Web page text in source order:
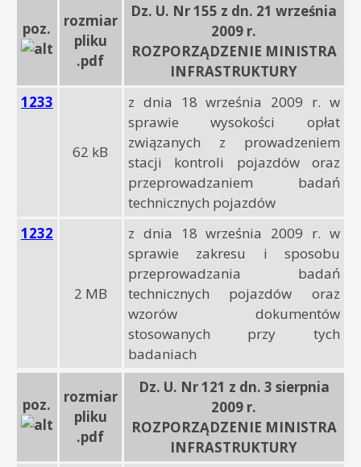
poz.
rozmiar
pliku
.pdf
Dz. U. Nr 155 z dn. 21 września
2009 r.
ROZPORZĄDZENIE MINISTRA
INFRASTRUKTURY
1233
62 kB
z dnia 18 września 2009 r. w
sprawie wysokości opłat
związanych z prowadzeniem
stacji kontroli pojazdów oraz
przeprowadzaniem badań
technicznych pojazdów
1232
2 MB
z dnia 18 września 2009 r. w
sprawie zakresu i sposobu
przeprowadzania badań
technicznych pojazdów oraz
wzorów dokumentów
stosowanych przy tych
badaniach
poz.
rozmiar
pliku
.pdf
Dz. U. Nr 121 z dn. 3 sierpnia
2009 r.
ROZPORZĄDZENIE MINISTRA
INFRASTRUKTURY